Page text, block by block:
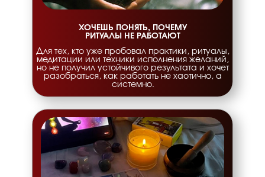
Для тех, кто уже пробовал практики, ритуалы,
медитации или техники исполнения желаний,
но не получил устойчивого результата и хочет
разобраться, как работать не хаотично, а
системно.
ХОЧЕШЬ ПОНЯТЬ, ПОЧЕМУ
РИТУАЛЫ НЕ РАБОТАЮТ